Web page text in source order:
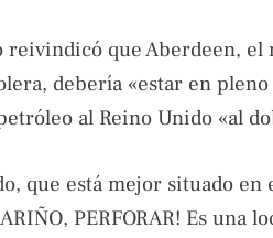
que Aberdeen, el
debería «estar en
al Reino Unido «al
que está mejor situado
PERFORAR! Es